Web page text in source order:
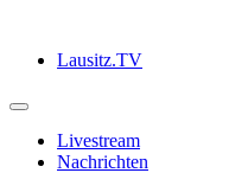
springenLausitz.TV
Toggle
NavigationLivestream
Nachrichten